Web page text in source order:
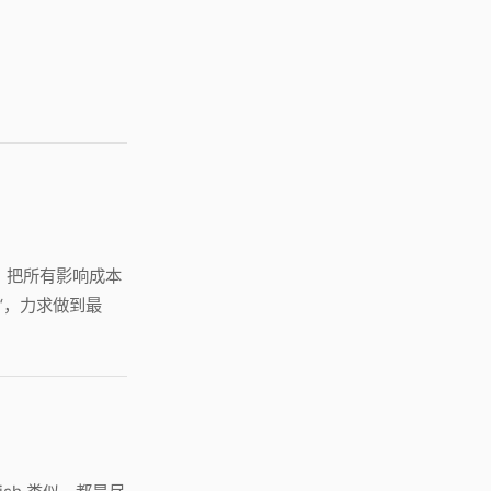
把所有影响成本
力求做到最